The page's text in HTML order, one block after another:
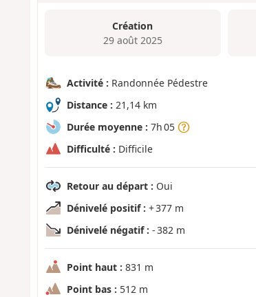
Création
29 août 2025
Activité : Randonnée Pédestre
Distance : 21,14 km
Durée moyenne : 7h 05
Difficulté : Difficile
Retour au départ : Oui
Dénivelé positif : + 377 m
Dénivelé négatif : - 382 m
Point haut : 831 m
Point bas : 512 m